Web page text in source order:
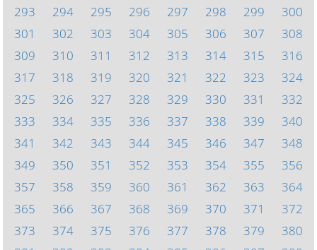
293
294 295 296 297 298 299
300
301
302 303 304 305 306 307
308
309
310 311 312 313 314 315
316
317
318 319 320 321 322 323
324
325
326 327 328 329 330 331
332
333
334 335 336 337 338 339
340
341
342 343 344 345 346 347
348
349
350 351 352 353 354 355
356
357
358 359 360 361 362 363
364
365
366 367 368 369 370 371
372
373
374 375 376 377 378 379
380